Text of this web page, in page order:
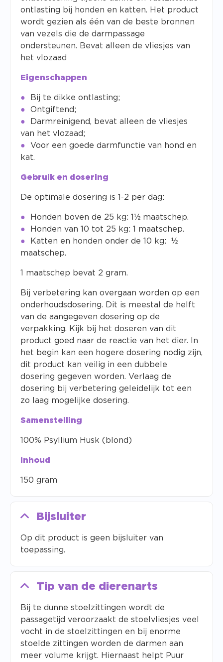
ontlasting bij honden en katten. Het product
wordt gezien als één van de beste bronnen
van vezels die de darmpassage
ondersteunen. Bevat alleen de vliesjes van
het vlozaad
Eigenschappen
Bij te dikke ontlasting;
Ontgiftend;
Darmreinigend, bevat alleen de vliesjes
van het vlozaad;
Voor een goede darmfunctie van hond en
kat.
Gebruik en dosering
De optimale dosering is 1-2 per dag:
Honden boven de 25 kg: 1½ maatschep.
Honden van 10 tot 25 kg: 1 maatschep.
Katten en honden onder de 10 kg: ½
maatschep.
1 maatschep bevat 2 gram.
Bij verbetering kan overgaan worden op een
onderhoudsdosering. Dit is meestal de helft
van de aangegeven dosering op de
verpakking. Kijk bij het doseren van dit
product goed naar de reactie van het dier. In
het begin kan een hogere dosering nodig zijn,
dit product kan veilig in een dubbele
dosering gegeven worden. Verlaag de
dosering bij verbetering geleidelijk tot een
zo laag mogelijke dosering.
Samenstelling
100% Psyllium Husk (blond)
Inhoud
150 gram
Bijsluiter
Op dit product is geen bijsluiter van
toepassing.
Tip van de dierenarts
Bij te dunne stoelzittingen wordt de
passagetijd veroorzaakt de stoelvliesjes veel
vocht in de stoelzittingen en bij enorme
stoelde zittingen worden de darmen aan
meer volume krijgt. Hiernaast helpt Puur